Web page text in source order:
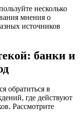
несколько
мнения о
источников
банки и
обратиться в
где действуют
Рассмотрите